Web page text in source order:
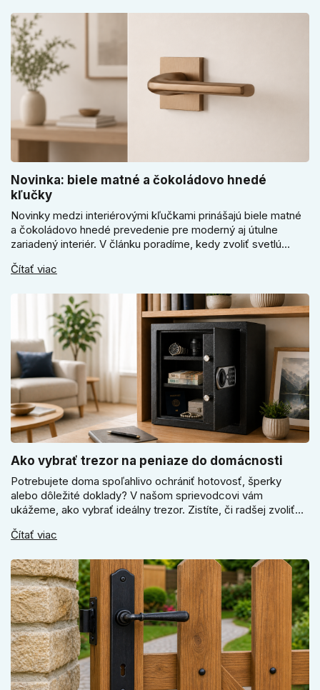
Novinka: biele matné a čokoládovo hnedé
kľučky
Novinky medzi interiérovými kľučkami prinášajú biele matné
a čokoládovo hnedé prevedenie pre moderný aj útulne
zariadený interiér. V článku poradíme, kedy zvoliť svetlú
ako vyberať medzi okrúhlym a štvorcovým štítom. Nové
Čítať viac
Ako vybrať trezor na peniaze do domácnosti
Potrebujete doma spoľahlivo ochrániť hotovosť, šperky
alebo dôležité doklady? V našom sprievodcovi vám
ukážeme, ako vybrať ideálny trezor. Zistíte, či radšej zvoliť
kľúčové jeho správne ukotvenie.
Čítať viac